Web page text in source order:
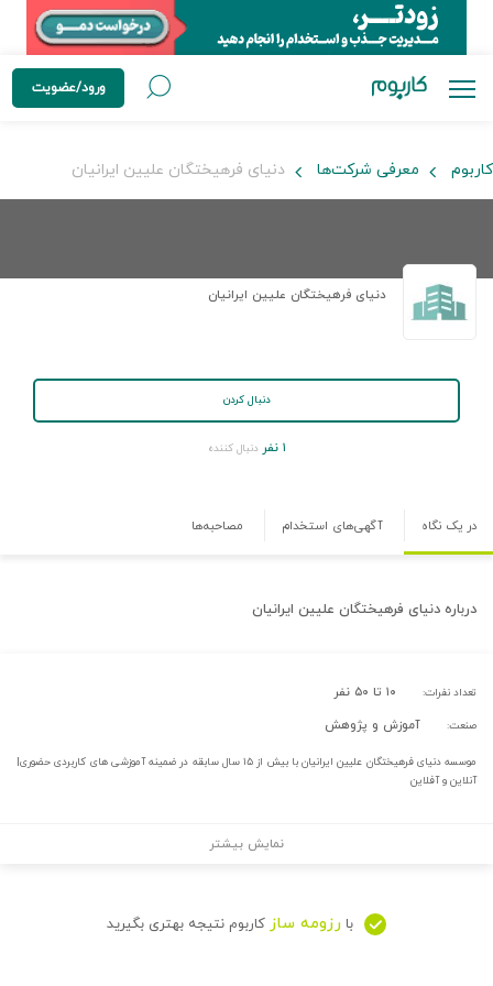
ورود/عضویت
کاربوم معرفی شرکت‌ها دنیای فرهیختگان علیین ایرانیان
دنیای فرهیختگان علیین ایرانیان
دنبال کردن
۱ نفر دنبال کننده
در یک نگاه آگهی‌های استخدام مصاحبه‌ها
درباره دنیای فرهیختگان علیین ایرانیان
تعداد نفرات: ۱۰ تا ۵۰ نفر
صنعت: آموزش و پژوهش
موسسه دنیای فرهیختگان علیین ایرانیان با بیش از ۱۵ سال سابقه در ضمینه آموزشی های کاربردی حضوری|
آنلاین و آفلاین
نمایش بیشتر
با رزومه ساز کاربوم نتیجه بهتری بگیرید